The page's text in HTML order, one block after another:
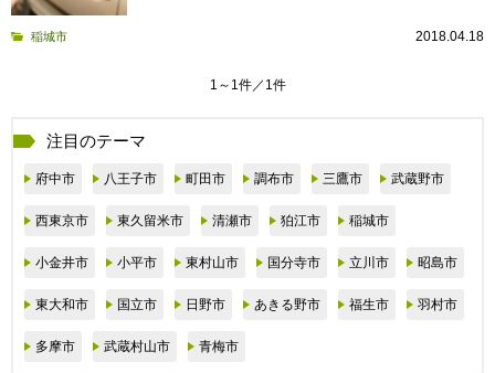
稲城市 2018.04.18
1～1件／1件
注目のテーマ
府中市 八王子市 町田市 調布市 三鷹市 武蔵野市
西東京市 東久留米市 清瀬市 狛江市 稲城市
小金井市 小平市 東村山市 国分寺市 立川市 昭島市
東大和市 国立市 日野市 あきる野市 福生市 羽村市
多摩市 武蔵村山市 青梅市